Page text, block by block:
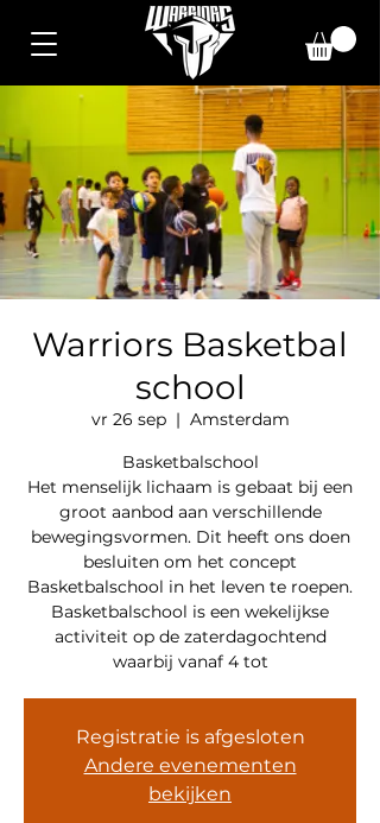
Warriors Basketbal
school
vr 26 sep
  |
Amsterdam
Basketbalschool
Het menselijk lichaam is gebaat bij een
groot aanbod aan verschillende
bewegingsvormen. Dit heeft ons doen
besluiten om het concept
Basketbalschool in het leven te roepen.
Basketbalschool is een wekelijkse
activiteit op de zaterdagochtend
waarbij vanaf 4 tot
Registratie is afgesloten
Andere evenementen
bekijken